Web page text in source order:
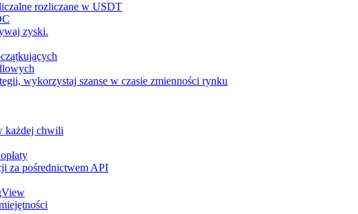
rozliczane w USDT
zyski.
wykorzystaj szanse w czasie zmienności rynku
każdej chwili
za pośrednictwem API